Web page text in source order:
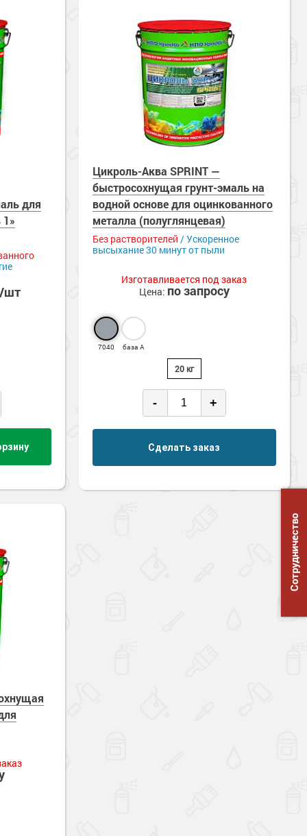
Быстросохнущие
прочность
Зимнее нанесение
для
шт
Цикроль-Аква SPRINT —
быстросохнущая грунт-эмаль на
водной основе для оцинкованного
металла (полуглянцевая)
Без растворителей / Ускоренное
высыхание 30 минут от пыли
Изготавливается под заказ
Цена: по запросу
7040 база А
20 кг
- +
Сделать заказ
Сотрудничество